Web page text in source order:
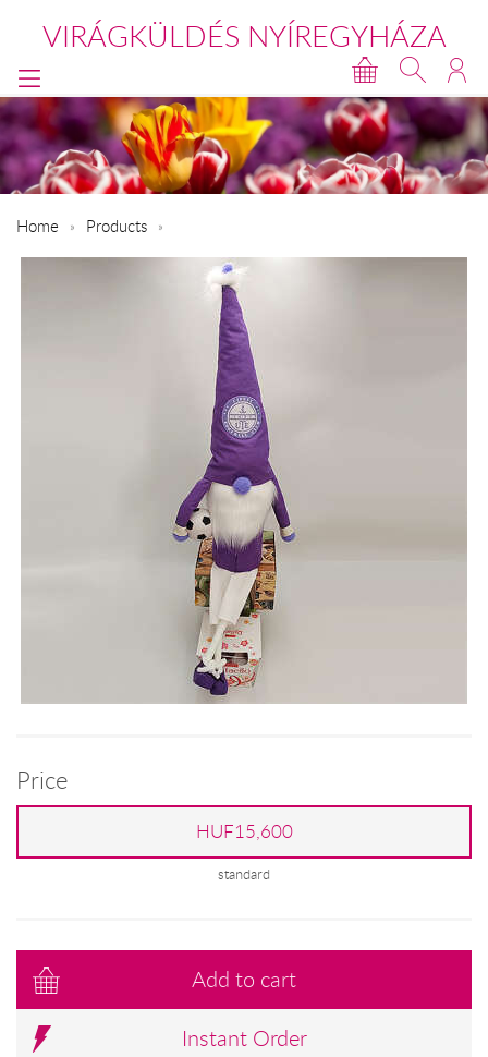
VIRÁGKÜLDÉS NYÍREGYHÁZA
Home Products
Price
HUF15,600
standard
Add to cart
Instant Order